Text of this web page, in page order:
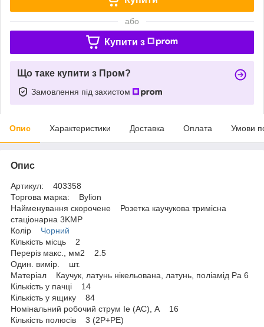
або
Купити з
Що таке купити з Пром?
Замовлення під захистом
Опис Характеристики Доставка Оплата Умови
Опис
Артикул: 403358
Торгова марка: Bylion
Найменування скорочене Розетка каучукова тримісна
стаціонарна 3KMP
Колір Чорний
Кількість місць 2
Переріз макс., мм2 2.5
Один. вимір. шт.
Матеріал Каучук, латунь нікельована, латунь, поліамід Pa 6
Кількість у пачці 14
Кількість у ящику 84
Номінальний робочий струм Ie (AC), А 16
Кількість полюсів 3 (2P+РE)